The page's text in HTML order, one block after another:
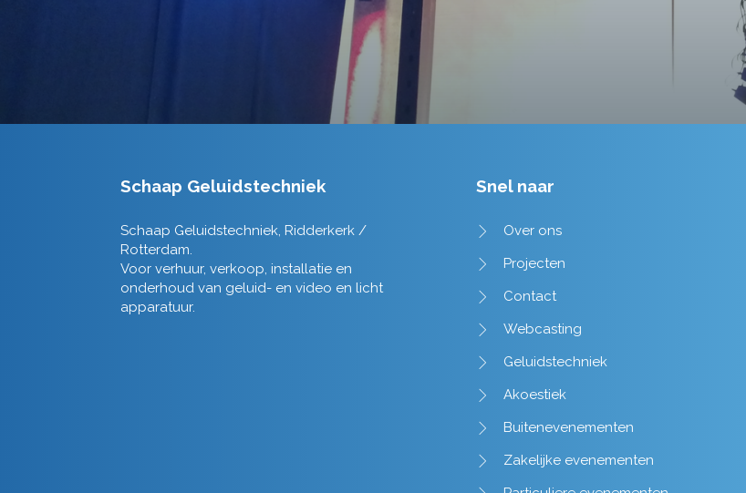
Schaap Geluidstechniek
Schaap Geluidstechniek, Ridderkerk /
Rotterdam.
Voor verhuur, verkoop, installatie en
onderhoud van geluid- en video en licht
apparatuur.
Snel naar
Over ons
Projecten
Contact
Webcasting
Geluidstechniek
Akoestiek
Buitenevenementen
Zakelijke evenementen